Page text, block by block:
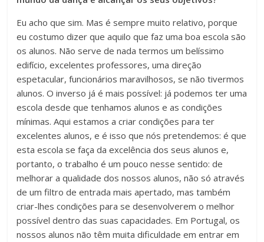
Eu acho que sim. Mas é sempre muito relativo, porque
eu costumo dizer que aquilo que faz uma boa escola são
os alunos. Não serve de nada termos um belíssimo
edifício, excelentes professores, uma direção
espetacular, funcionários maravilhosos, se não tivermos
alunos. O inverso já é mais possível: já podemos ter uma
escola desde que tenhamos alunos e as condições
mínimas. Aqui estamos a criar condições para ter
excelentes alunos, e é isso que nós pretendemos: é que
esta escola se faça da excelência dos seus alunos e,
portanto, o trabalho é um pouco nesse sentido: de
melhorar a qualidade dos nossos alunos, não só através
de um filtro de entrada mais apertado, mas também
criar-lhes condições para se desenvolverem o melhor
possível dentro das suas capacidades. Em Portugal, os
nossos alunos não têm muita dificuldade em entrar em